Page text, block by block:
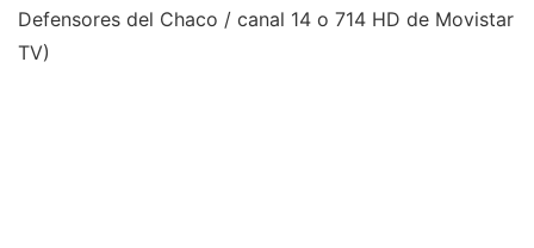
Defensores del Chaco / canal 14 o 714 HD de Movistar
TV)